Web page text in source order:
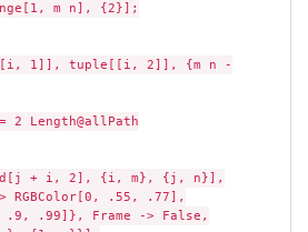
m n], {2}];
1]], tuple[[i, 2]], {m n -
2 Length@allPath
+ i, 2], {i, m}, {j, n}],
RGBColor[0, .55, .77],
.9, .99]}, Frame -> False,